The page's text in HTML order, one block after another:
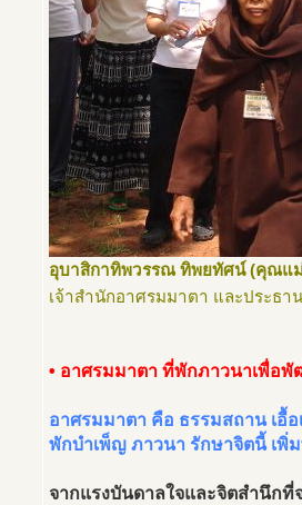
อุบาสิกาทิพวรรณ ทิพยทัศน์ (คุณแม่
เจ้าสำนักอาศรมมาตา และประธ
• อาศรมมาตา ที่พักภาวนาเพื่อพั
อาศรมมาตา คือ ธรรมสถาน เอื้อ
พักบำเพ็ญ ภาวนา รักษาจิตนี้ เ
จากแรงบันดาลใจและจิตสำนึก